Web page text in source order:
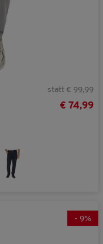
statt € 99,99
€ 74,99
- 9%